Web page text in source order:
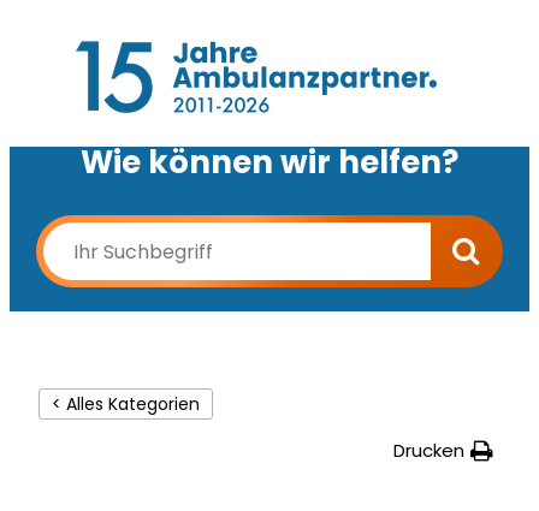
Wie können wir helfen?
< Alles Kategorien
Drucken